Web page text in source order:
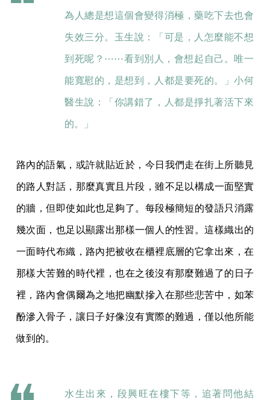
為人總是想這個會變得消極，藥吃下去也會
失效三分。玉生說：「可是，人怎麼能不想
到死呢？⋯⋯看到別人，會想起自己。唯一
能寬慰的，是想到，人都是要死的。」小何
醫生說：「你講錯了，人都是掙扎著活下來
的。」
路內的語氣，或許就貼近於，今日我們走在街上所聽見
的路人對話，那麼真實且片段，雖不足以構成一面堅實
的牆，但即使如此也足夠了。每段極簡短的發語只消露
幾次面，也足以顯露出那樣一個人的性習。這樣織出的
一面時代布織，路內把被收在櫃裡底層的它拿出來，在
那樣大苦難的時代裡，也在之後沒有那麼難過了的日子
裡，路內會偶爾為之地把幽默摻入在那些悲苦中，如苯
酚滲入骨子，讓日子好像沒有實際的難過，僅以他所能
做到的。
水生出來，段興旺在樓下等，追著問他結